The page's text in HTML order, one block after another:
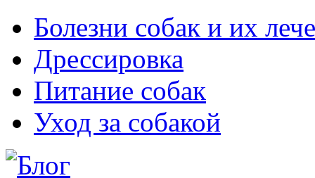
Болезни собак и их
Дрессировка
Питание собак
Уход за собакой